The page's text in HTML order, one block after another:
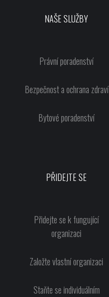
NAŠE SLUŽBY
Právní poradenství
Bezpečnost a ochrana zdraví
Bytové poradenství
PŘIDEJTE SE
Přidejte se k fungující
organizaci
Založte vlastní organizaci
Staňte se individuálním